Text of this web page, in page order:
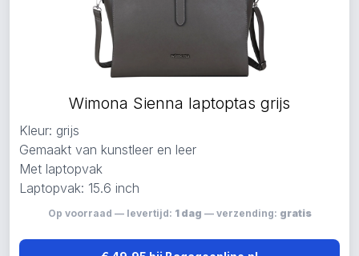
Wimona Sienna laptoptas grijs
Kleur: grijs
Gemaakt van kunstleer en leer
Met laptopvak
Laptopvak: 15.6 inch
Op voorraad — levertijd: 1 dag — verzending: gratis